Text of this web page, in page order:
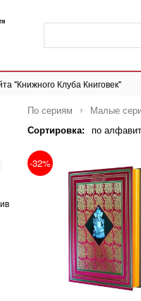
"Книжного Клуба Книговек"
По сериям
Малые
Сортировка: по
-32%